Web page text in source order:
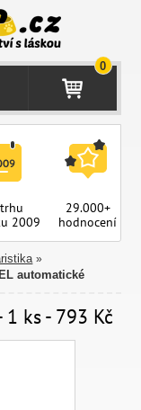
0
2009
29.000+
hodnocení
»
automatické
ks - 793 Kč